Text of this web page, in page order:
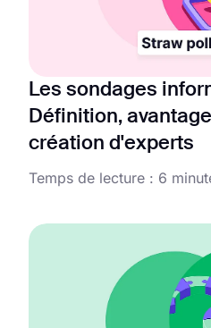
Les sondages
Définition,
création d'experts
Temps de lecture : 6